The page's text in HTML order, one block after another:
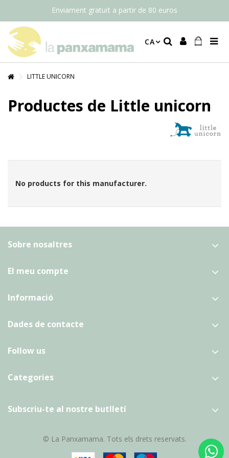
Enviament gratuït a partir de 80 euros
CA
LITTLE UNICORN
Productes de Little unicorn
No products for this manufacturer.
Sobre nosaltres
El meu compte
Informació
Dades de contacte
Follow us
Categories
Subscriu-te al nostre butlletí
© La Panxamama. Tots els drets reservats.